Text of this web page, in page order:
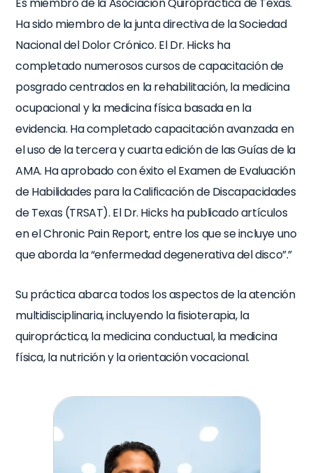
Ha sido miembro de la junta directiva de la Sociedad
Nacional del Dolor Crónico. El Dr. Hicks ha
completado numerosos cursos de capacitación de
posgrado centrados en la rehabilitación, la medicina
ocupacional y la medicina física basada en la
evidencia. Ha completado capacitación avanzada en
el uso de la tercera y cuarta edición de las Guías de la
AMA. Ha aprobado con éxito el Examen de Evaluación
de Habilidades para la Calificación de Discapacidades
de Texas (TRSAT). El Dr. Hicks ha publicado artículos
en el Chronic Pain Report, entre los que se incluye uno
que aborda la “enfermedad degenerativa del disco”.”
Su práctica abarca todos los aspectos de la atención
multidisciplinaria, incluyendo la fisioterapia, la
quiropráctica, la medicina conductual, la medicina
física, la nutrición y la orientación vocacional.